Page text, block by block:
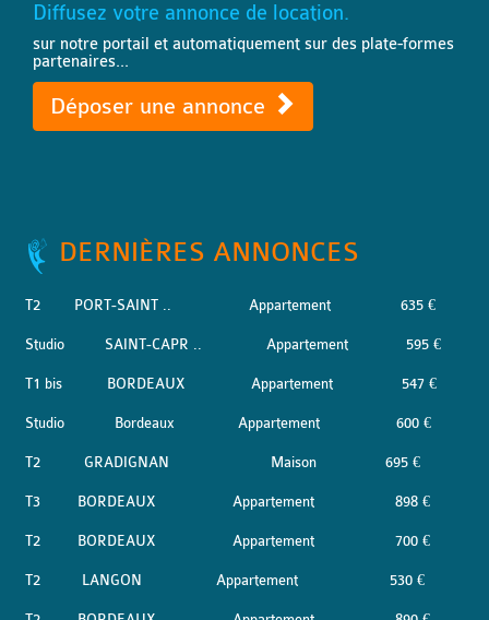
Diffusez votre annonce de location.
sur notre portail et automatiquement sur des plate-formes
partenaires...
Déposer une annonce
DERNIÈRES ANNONCES
T2 PORT-SAINT .. Appartement 635 €
Studio SAINT-CAPR .. Appartement 595 €
T1 bis BORDEAUX Appartement 547 €
Studio Bordeaux Appartement 600 €
T2 GRADIGNAN Maison 695 €
T3 BORDEAUX Appartement 898 €
T2 BORDEAUX Appartement 700 €
T2 LANGON Appartement 530 €